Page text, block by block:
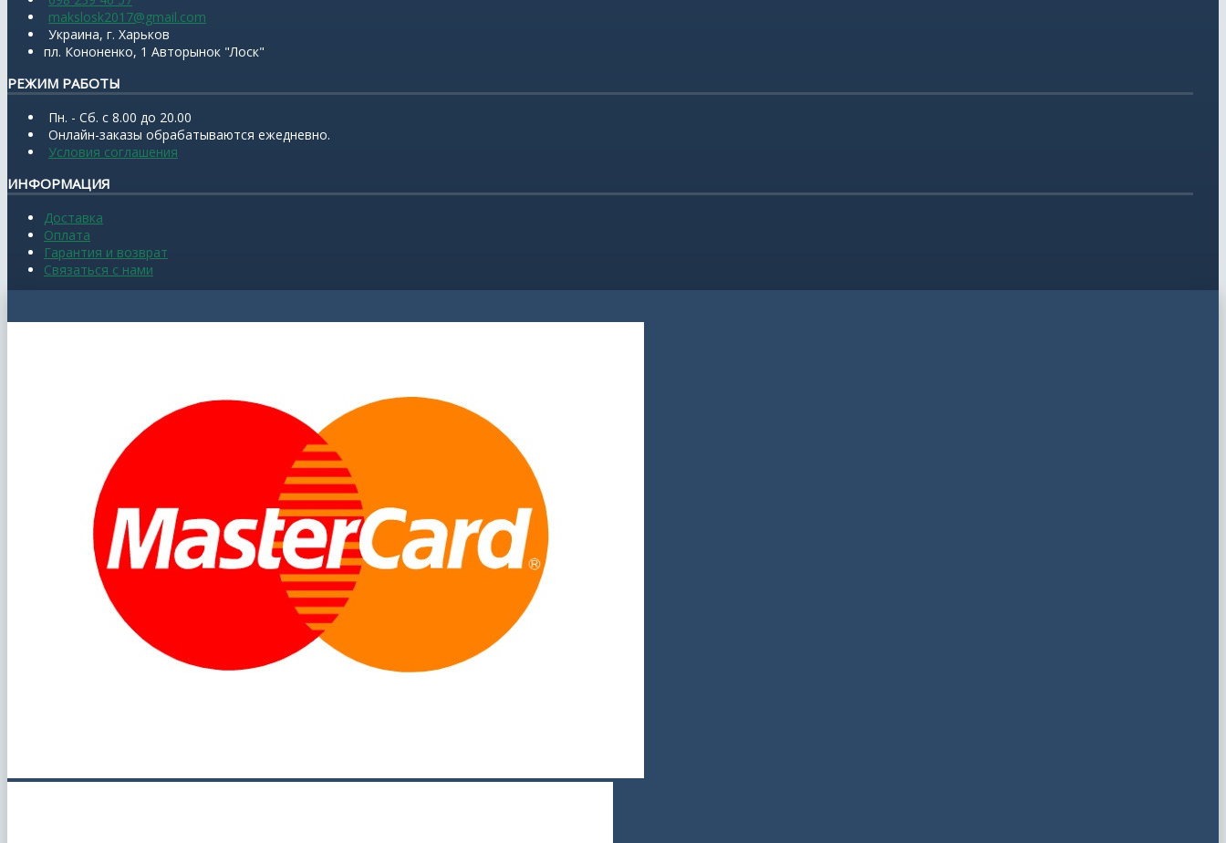
makslosk2017@gmail.com
Украина, г. Харьков
пл. Кононенко, 1 Авторынок "Лоск"
РЕЖИМ РАБОТЫ
Пн. - Сб. с 8.00 до 20.00
Онлайн-заказы обрабатываются ежедневно.
Условия соглашения
ИНФОРМАЦИЯ
Доставка
Оплата
Гарантия и возврат
Связаться с нами